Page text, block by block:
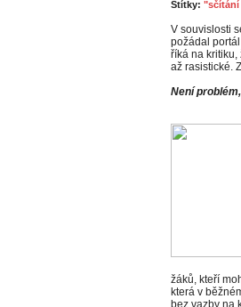
Štítky: "sčítání
V souvislosti
požádal
říká na kritiku,
až rasistické.
Není
žáků, kteří
která v
bez vazby na